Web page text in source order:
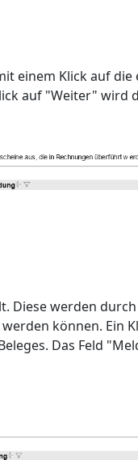
einem Klick auf
auf "Weiter" wird
Diese werden
können. Ein
Das Feld